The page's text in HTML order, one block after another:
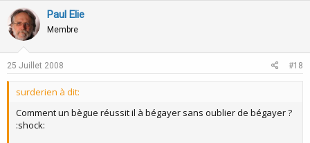
t
v
Paul Elie
Membre
25 Juillet 2008 #18
surderien à dit:
Comment un bègue réussit il à bégayer sans oublier de bégayer ?
:shock: